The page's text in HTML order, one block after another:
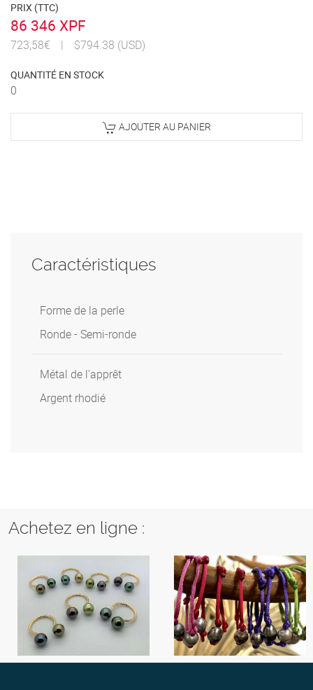
PRIX (TTC)
86 346 XPF
723,58€ | $794.38 (USD)
QUANTITÉ EN STOCK
0
AJOUTER AU PANIER
Caractéristiques
Forme de la perle
Ronde - Semi-ronde
Métal de l'apprêt
Argent rhodié
Achetez en ligne :